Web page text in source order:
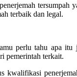
terbaik dan legal.
perlu tahu apa itu
pemerintah terkait.
kwalifikasi